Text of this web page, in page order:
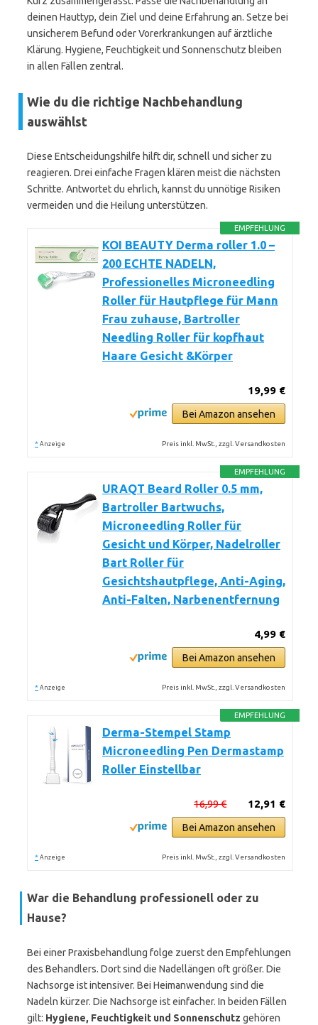
deinen Hauttyp, dein Ziel und deine Erfahrung an. Setze bei
unsicherem Befund oder Vorerkrankungen auf ärztliche
Klärung. Hygiene, Feuchtigkeit und Sonnenschutz bleiben
in allen Fällen zentral.
Wie du die richtige Nachbehandlung
auswählst
Diese Entscheidungshilfe hilft dir, schnell und sicher zu
reagieren. Drei einfache Fragen klären meist die nächsten
Schritte. Antwortet du ehrlich, kannst du unnötige Risiken
vermeiden und die Heilung unterstützen.
EMPFEHLUNG
KOI BEAUTY Derma roller 1.0 –
200 ECHTE NADELN,
Professionelles Microneedling
Roller für Hautpflege für Mann
Frau zuhause, Bartroller
Needling Roller für kopfhaut
Haare Gesicht &Körper
19,99 €
Bei Amazon ansehen
* Anzeige Preis inkl. MwSt., zzgl. Versandkosten
EMPFEHLUNG
URAQT Beard Roller 0.5 mm,
Bartroller Bartwuchs,
Microneedling Roller für
Gesicht und Körper, Nadelroller
Bart Roller für
Gesichtshautpflege, Anti-Aging,
Anti-Falten, Narbenentfernung
4,99 €
Bei Amazon ansehen
* Anzeige Preis inkl. MwSt., zzgl. Versandkosten
EMPFEHLUNG
Derma-Stempel Stamp
Microneedling Pen Dermastamp
Roller Einstellbar
12,91 €
16,99 €
Bei Amazon ansehen
* Anzeige Preis inkl. MwSt., zzgl. Versandkosten
War die Behandlung professionell oder zu
Hause?
Bei einer Praxisbehandlung folge zuerst den Empfehlungen
des Behandlers. Dort sind die Nadellängen oft größer. Die
Nachsorge ist intensiver. Bei Heimanwendung sind die
Nadeln kürzer. Die Nachsorge ist einfacher. In beiden Fällen
gilt: Hygiene, Feuchtigkeit und Sonnenschutz gehören